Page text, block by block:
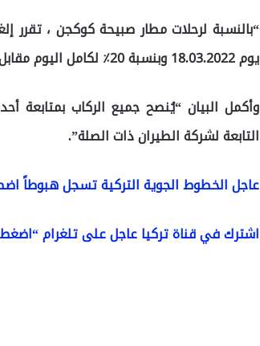
يوم 18.03.2022 وبنسبة 20٪ لكامل اليوم مقابل 19.03.2022”.
وأكمل البيان “يُنصح جميع الركاب بمتابعة
التابعة لشركة الطيران ذات الصلة”.
عاجل الخطوط الجوية التركية تسجل هبوطاً
اشترك في قناة تركيا عاجل على تلغرام